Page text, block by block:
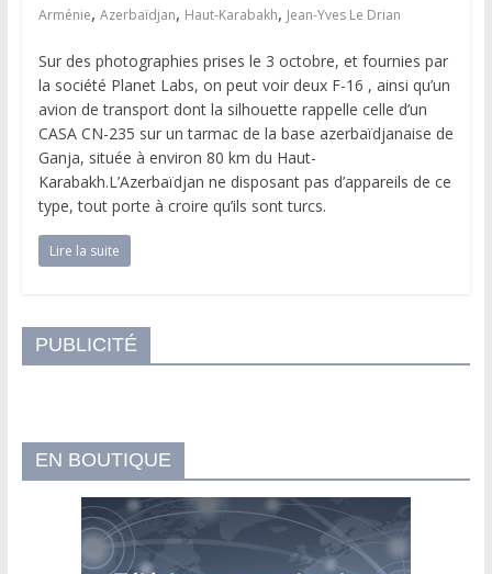
Arménie, Azerbaïdjan, Haut-Karabakh, Jean-Yves Le Drian
Sur des photographies prises le 3 octobre, et fournies par
la société Planet Labs, on peut voir deux F-16 , ainsi qu’un
avion de transport dont la silhouette rappelle celle d’un
CASA CN-235 sur un tarmac de la base azerbaïdjanaise de
Ganja, située à environ 80 km du Haut-
Karabakh.L’Azerbaïdjan ne disposant pas d’appareils de ce
type, tout porte à croire qu’ils sont turcs.
Lire la suite
PUBLICITÉ
EN BOUTIQUE